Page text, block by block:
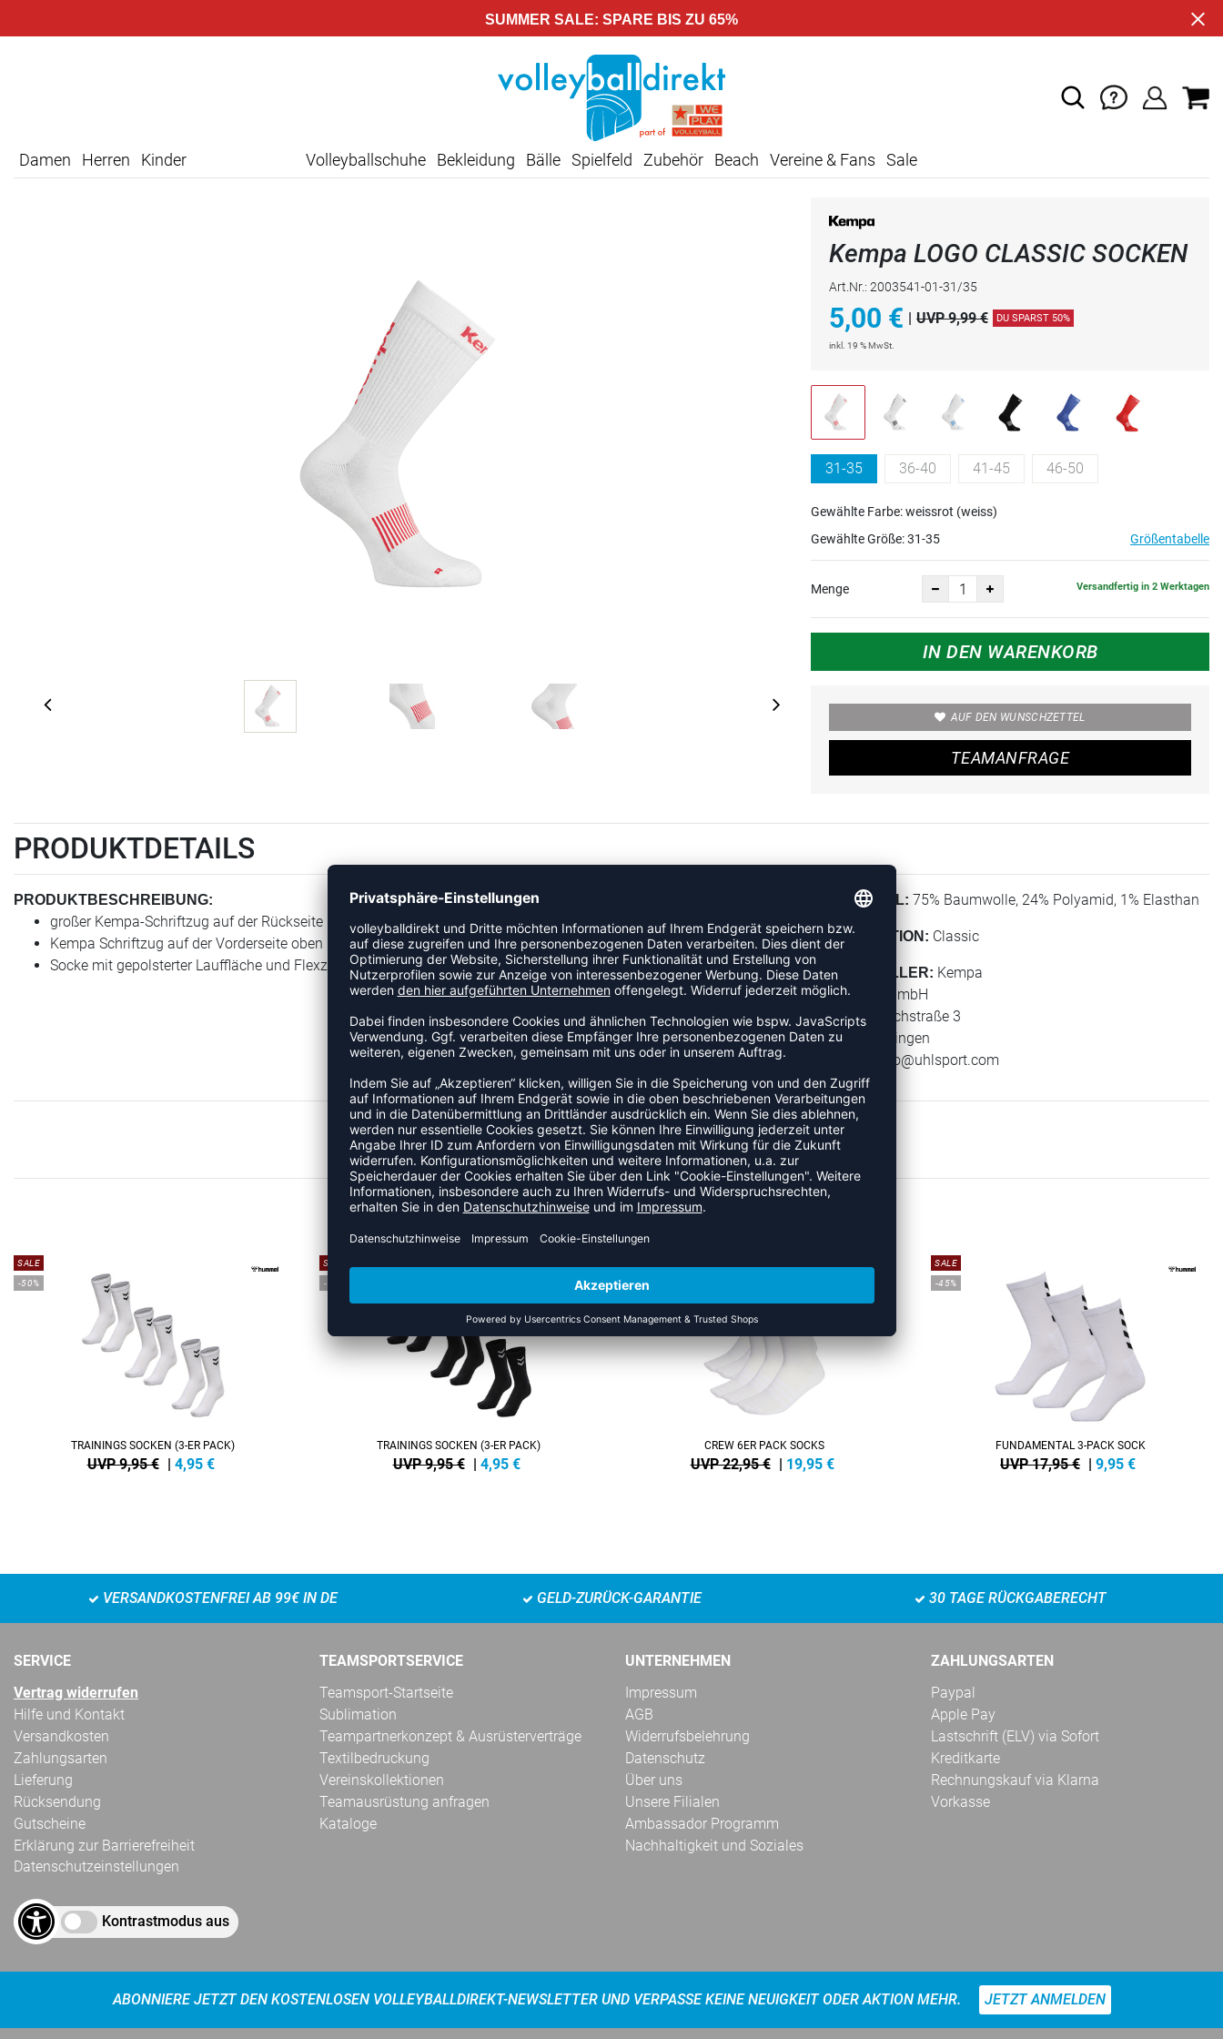
SUMMER SALE: SPARE BIS ZU 65%
Damen Herren Kinder Volleyballschuhe Bekleidung Bälle Spielfeld Zubehör Beach Vereine & Fans Sale
Kempa LOGO CLASSIC SOCKEN
Art.Nr.: 2003541-01-31/35
5,00 € | UVP 9,99 € DU SPARST 50%
inkl. 19 % MwSt.
31-35 36-40 41-45 46-50
Gewählte Farbe: weissrot (weiss)
Gewählte Größe:31-35 Größentabelle
Menge Versandfertig in 2 Werktagen
IN DEN WARENKORB
AUF DEN WUNSCHZETTEL
TEAMANFRAGE
PRODUKTDETAILS
PRODUKTBESCHREIBUNG:
großer Kempa-Schriftzug auf der Rückseite
Kempa Schriftzug auf der Vorderseite oben
Socke mit gepolsterter Lauffläche und Flexzonen
MATERIAL: 75% Baumwolle, 24% Polyamid, 1% Elasthan
KOLLEKTION: Classic
HERSTELLER: Kempa
Uhlsport GmbH
Klingenbachstraße 3
72336 Balingen
info@uhlsport.com
ZULETZT ANGESEHEN
MEHR AUS DER KATEGORIE SOCKEN
SALE
-50%
TRAININGS SOCKEN (3-ER PACK)
UVP 9,95 € 4,95 €
SALE
-50%
TRAININGS SOCKEN (3-ER PACK)
UVP 9,95 € 4,95 €
-13%
CREW 6ER PACK SOCKS
UVP 22,95 € 19,95 €
SALE
-45%
FUNDAMENTAL 3-PACK SOCK
UVP 17,95 € 9,95 €
VERSANDKOSTENFREI AB 99€ IN DE GELD-ZURÜCK-GARANTIE 30 TAGE RÜCKGABERECHT
SERVICE
Vertrag widerrufen
Hilfe und Kontakt
Versandkosten
Zahlungsarten
Lieferung
Rücksendung
Gutscheine
Erklärung zur Barrierefreiheit
Datenschutzeinstellungen
Kontrastmodus aus
TEAMSPORTSERVICE
Teamsport-Startseite
Sublimation
Teampartnerkonzept & Ausrüsterverträge
Textilbedruckung
Vereinskollektionen
Teamausrüstung anfragen
Kataloge
UNTERNEHMEN
Impressum
AGB
Widerrufsbelehrung
Datenschutz
Über uns
Unsere Filialen
Ambassador Programm
Nachhaltigkeit und Soziales
ZAHLUNGSARTEN
Paypal
Apple Pay
Lastschrift (ELV) via Sofort
Kreditkarte
Rechnungskauf via Klarna
Vorkasse
ABONNIERE JETZT DEN KOSTENLOSEN VOLLEYBALLDIREKT-NEWSLETTER UND VERPASSE KEINE NEUIGKEIT ODER AKTION MEHR. JETZT ANMELDEN